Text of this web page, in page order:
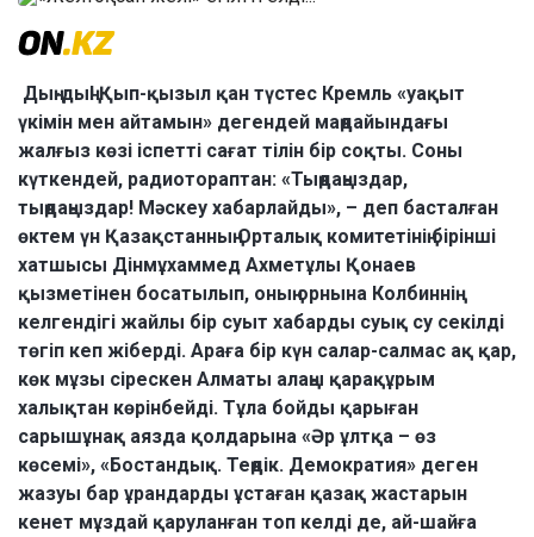
Дың-дың! Қып-қызыл қан түстес Кремль «уақыт
үкімін мен айтамын» дегендей маңдайындағы
жалғыз көзі іспетті сағат тілін бір соқты. Соны
күткендей, радиотораптан: «Тыңдаңыздар,
тыңдаңыздар! Мәскеу хабарлайды», – деп басталған
өктем үн Қазақстанның Орталық комитетінің бірінші
хатшысы Дінмұхаммед Ахметұлы Қонаев
қызметінен босатылып, оның орнына Колбиннің
келгендігі жайлы бір суыт хабарды суық су секілді
төгіп кеп жіберді. Араға бір күн салар-салмас ақ қар,
көк мұзы сірескен Алматы алаңы қарақұрым
халықтан көрінбейді. Тұла бойды қарыған
сарышұнақ аязда қолдарына «Әр ұлтқа – өз
көсемі», «Бостандық. Теңдік. Демократия» деген
жазуы бар ұрандарды ұстаған қазақ жастарын
кенет мұздай қаруланған топ келді де, ай-шайға